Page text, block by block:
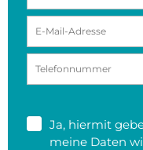
Ja, hiermit
meine Daten